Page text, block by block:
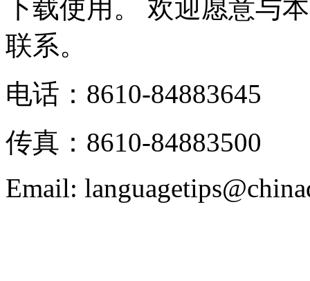
下载使用。 欢迎愿意与
联系。
电话：8610-84883645
传真：8610-84883500
Email: